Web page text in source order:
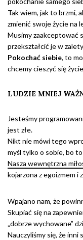
Tak wiem, jak to brzmi,
zmienić swoje życie na
Musimy zaakceptować
przekształcić je w
Pokochać siebie, to
chcemy cieszyć się
LUDZIE MNIEJ
Jesteśmy
jest złe.
Nikt nie mówi tego
myśl tylko o sobie, bo
Nasza wewnętrzna
kojarzona z egoizmem i
Wpajano nam, że
Skupiać się na
„dobrze wychowane”
Nauczyliśmy się, że inni